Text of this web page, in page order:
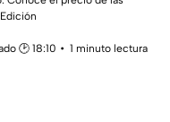
🕑 18:10
1 minuto lectura